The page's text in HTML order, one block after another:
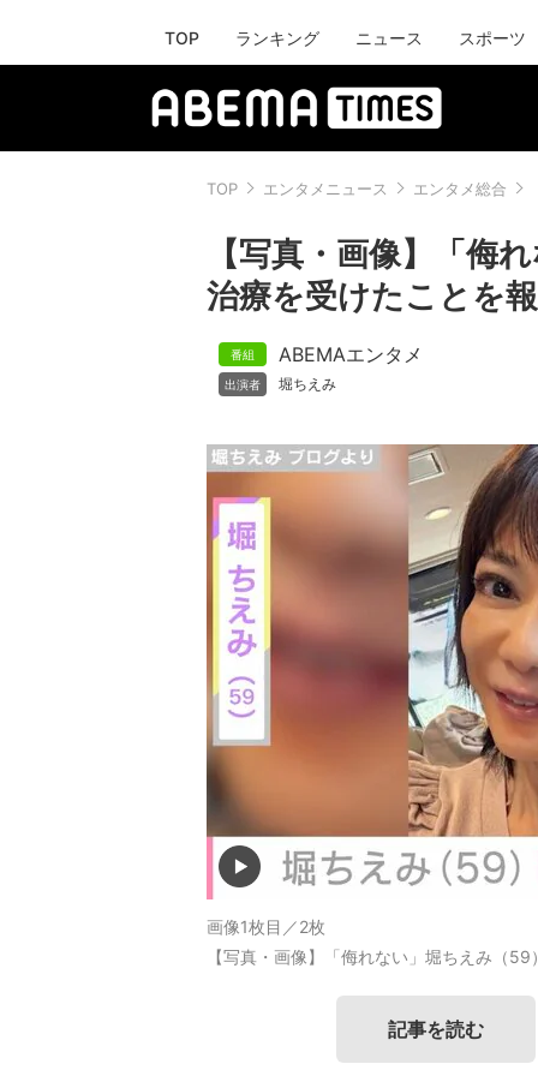
TOP ランキング ニュース スポーツ
TOP エンタメニュース エンタメ総合
【写真・画像】「侮
治療を受けたことを
ABEMAエンタメ
堀ちえみ
画像1枚目／2枚
【写真・画像】「侮れない」堀ちえみ（
記事を読む